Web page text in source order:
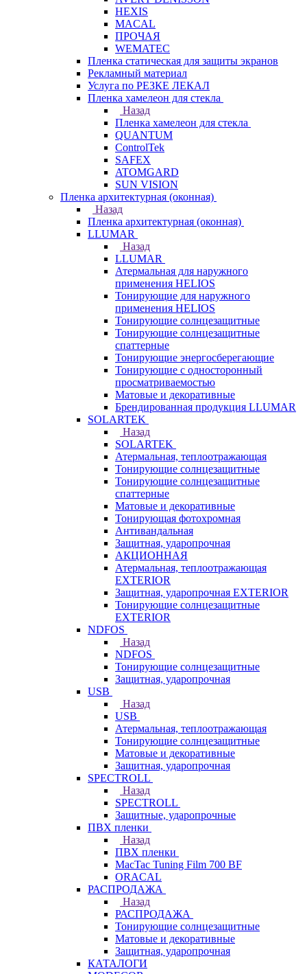
HEXIS
MACAL
ПРОЧАЯ
WEMATEC
Пленка статическая для защиты экранов
Рекламный материал
Услуга по РЕЗКЕ ЛЕКАЛ
Пленка хамелеон для стекла
Назад
Пленка хамелеон для стекла
QUANTUM
ControlTek
SAFEX
ATOMGARD
SUN VISION
Пленка архитектурная (оконная)
Назад
Пленка архитектурная (оконная)
LLUMAR
Назад
LLUMAR
Атермальная для наружного
применения HELIOS
Тонирующие для наружного
применения HELIOS
Тонирующие солнцезащитные
Тонирующие солнцезащитные
спаттерные
Тонирующие энергосберегающие
Тонирующие с односторонный
просматриваемостью
Матовые и декоративные
Брендированная продукция LLUMAR
SOLARTEK
Назад
SOLARTEK
Атермальная, теплоотражающая
Тонирующие солнцезащитные
Тонирующие солнцезащитные
спаттерные
Матовые и декоративные
Тонирующая фотохромная
Антивандальная
Защитная, ударопрочная
АКЦИОННАЯ
Атермальная, теплоотражающая
EXTERIOR
Защитная, ударопрочная EXTERIOR
Тонирующие солнцезащитные
EXTERIOR
NDFOS
Назад
NDFOS
Тонирующие солнцезащитные
Защитная, ударопрочная
USB
Назад
USB
Атермальная, теплоотражающая
Тонирующие солнцезащитные
Матовые и декоративные
Защитная, ударопрочная
SPECTROLL
Назад
SPECTROLL
Защитные, ударопрочные
ПВХ пленки
Назад
ПВХ пленки
MacTac Tuning Film 700 BF
ORACAL
РАСПРОДАЖА
Назад
РАСПРОДАЖА
Тонирующие солнцезащитные
Матовые и декоративные
Защитная, ударопрочная
КАТАЛОГИ